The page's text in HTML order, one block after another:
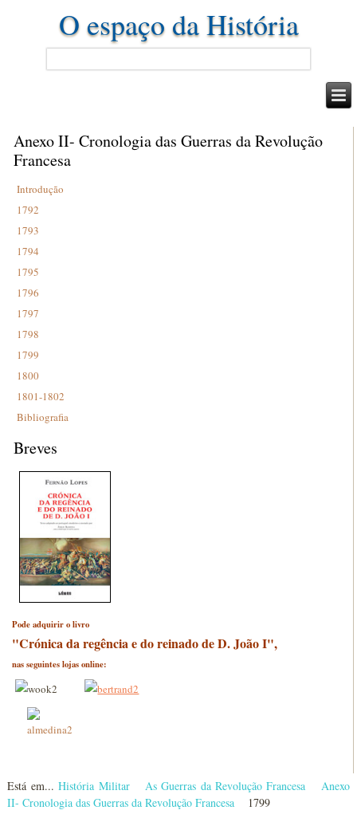
O espaço da História
Anexo II- Cronologia das Guerras da Revolução
Francesa
Introdução
1792
1793
1794
1795
1796
1797
1798
1799
1800
1801-1802
Bibliografia
Breves
Pode adquirir o livro
"Crónica da regência e do reinado de D. João I",
nas seguintes lojas online:
Está em...História Militar As Guerras da Revolução Francesa
Anexo
II- Cronologia das Guerras da Revolução Francesa
1799